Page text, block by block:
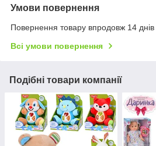
Умови повернення
Повернення товару впродовж 14 днів
Всі умови повернення
Подібні товари компанії